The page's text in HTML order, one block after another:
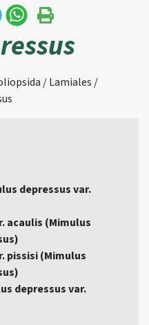
/ Lamiales /
depressus var.
acaulis (Mimulus
pissisi (Mimulus
depressus var.